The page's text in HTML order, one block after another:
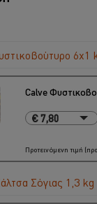
6x1
Calve
€ 7,80
€ 7,80
€ 46,80
Προτεινόμενη τιμή
Σόγιας 1,3 kg